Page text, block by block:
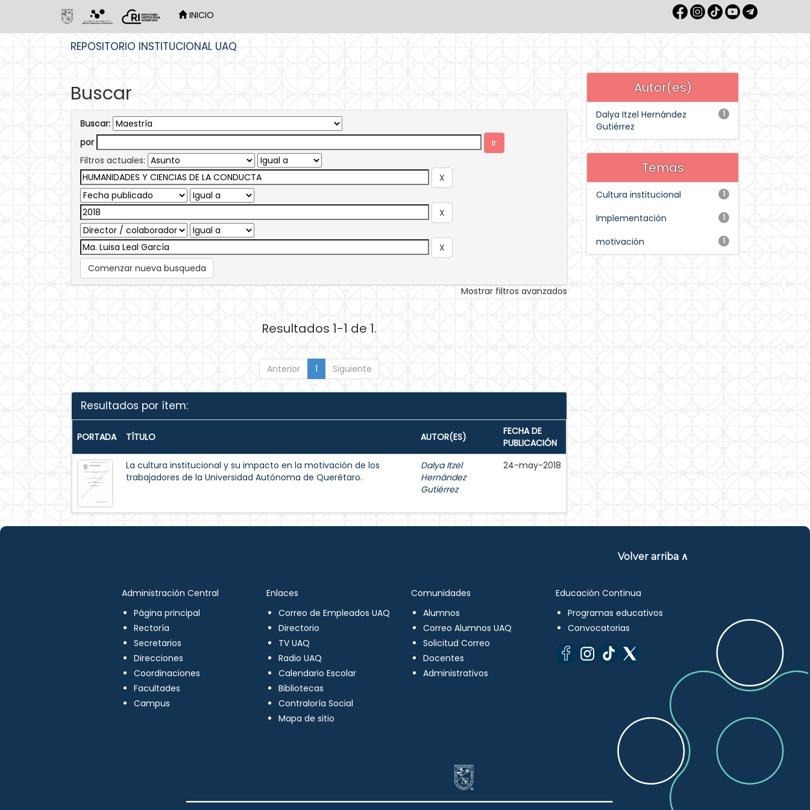
INICIO
REPOSITORIO INSTITUCIONAL UAQ
Buscar
Buscar:
por
Filtros actuales:
Comenzar nueva busqueda
Mostrar filtros avanzados
Resultados 1-1 de 1.
Anterior 1 Siguiente
Resultados por ítem:
PORTADA TÍTULO AUTOR(ES)
FECHA DE
PUBLICACIÓN
La cultura institucional y su impacto en la motivación de los
trabajadores de la Universidad Autónoma de Querétaro.
Dalya Itzel
Hernández
Gutiérrez
24-may-2018
Autor(es)
1
Dalya Itzel Hernández
Gutiérrez
Temas
1
Cultura institucional
1
Implementación
1
motivación
Volver arriba ∧
Administración Central
Página principal
Rectoría
Secretarios
Direcciones
Coordinaciones
Facultades
Campus
Enlaces
Correo de Empleados UAQ
Directorio
TV UAQ
Radio UAQ
Calendario Escolar
Bibliotecas
Contraloría Social
Mapa de sitio
Comunidades
Alumnos
Correo Alumnos UAQ
Solicitud Correo
Docentes
Administrativos
Educación Continua
Programas educativos
Convocatorias